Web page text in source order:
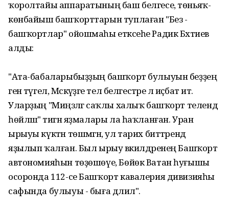
ҡоролтайы аппаратының баш белгесе, төньяҡ-
көнбайыш башҡорттарын туплаған "Без -
башҡортлар" ойошмаһы етәксеһе Радик Бәхтиев
алды:
"Ата-бабаларыбыҙҙың башҡорт булыуын беҙҙең
генә түгел, Мәскәүҙәге тел белгестәре лә иҫбат итә.
Уларҙың "Миңзәләгә саҡлы халыҡ башҡорт телендә
һөйләшә" тигән яҙмалары ла һаҡланған. Уран
ырыуы күктән төшмәгән, ул тарих биттәрендә
яҙылып ҡалған. Был ырыу вәкилдәренең Башҡорт
автономияһын төҙөшөүе, Бөйөк Ватан һуғышы
осоронда 112-се Башҡорт кавалерия дивизияһы
сафында булыуы - быға дәлил".